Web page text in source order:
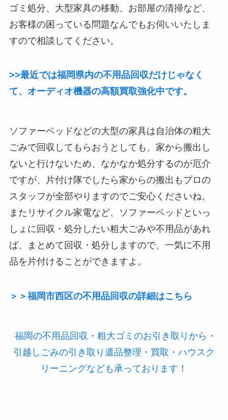
ゴミ処分、大型家具の移動、お部屋の清掃など、
お客様の困っている問題なんでもお伺いいたしま
すので相談してください。
>>最近では福岡県内の不用品回収だけじゃなく
て、オーディオ機器の高額買取強化中です。
ソファーベッドなどの大型の家具は自治体の粗大
ごみで回収してもらおうとしても、家から搬出し
ないと行けないため、なかなか処分するのが厄介
ですが、片付け隊でしたら家からの搬出もプロの
スタッフが全部やりますのでご安心くださいね。
またリサイクル家電など、ソファーベッドといっ
しょに回収・処分したい粗大ごみや不用品があれ
ば、まとめて回収・処分しますので、一気に不用
品を片付けることができますよ。
＞＞福岡市西区の不用品回収の詳細はこちら
福岡の不用品回収・粗大ゴミのお引き取りから・
引越しごみの引き取り遺品整理・買取・ハウスク
リーニングなども承っております！